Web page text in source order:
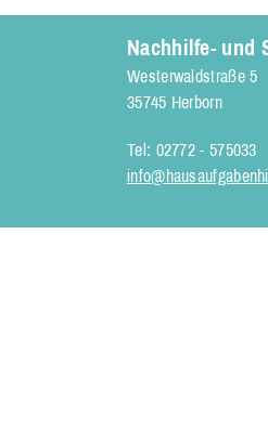
Nachhilfe- und
Westerwaldstraße 5
35745 Herborn
Tel: 02772 - 575033